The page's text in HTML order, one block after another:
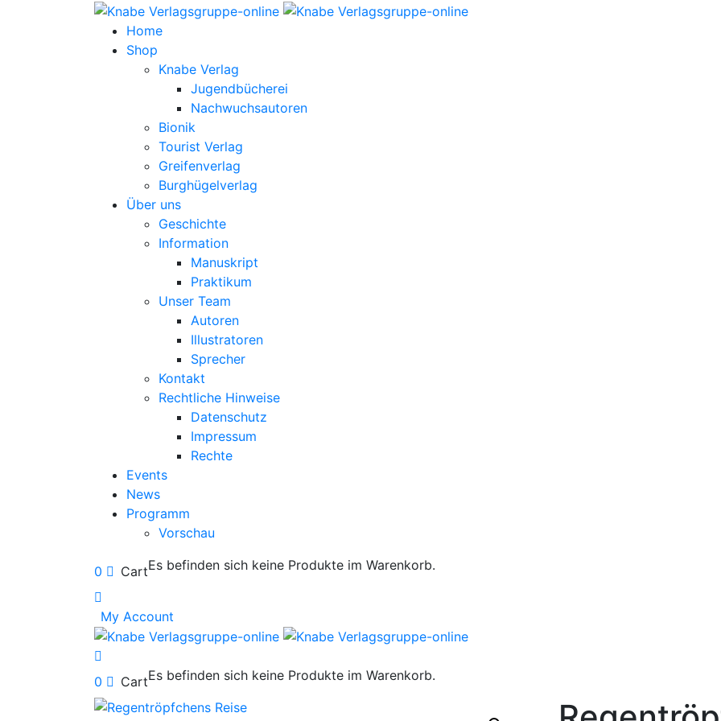
Home
Shop
Knabe Verlag
Jugendbücherei
Nachwuchsautoren
Bionik
Tourist Verlag
Greifenverlag
Burghügelverlag
Über uns
Geschichte
Information
Manuskript
Praktikum
Unser Team
Autoren
Illustratoren
Sprecher
Kontakt
Rechtliche Hinweise
Datenschutz
Impressum
Rechte
Events
News
Programm
Vorschau
0 CartEs befinden sich keine Produkte im Warenkorb.
My Account
0 CartEs befinden sich keine Produkte im Warenkorb.